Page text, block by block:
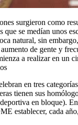
surgieron como
que se medían unos
natural, sin
de gente y
a realizar en un
en tres
tienen sus
en bloque).
establecer, cada